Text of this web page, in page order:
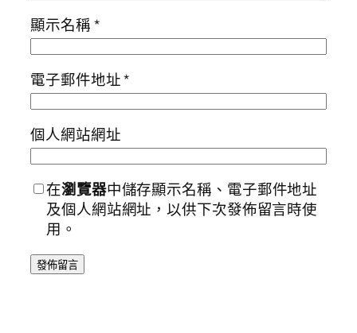
顯示名稱*
電子郵件地址*
個人網站網址
在瀏覽器中儲存顯示名稱、電子郵件地址
及個人網站網址，以供下次發佈留言時使
用。